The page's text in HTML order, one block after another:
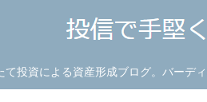
投資による資産形成ブログ。バーデ